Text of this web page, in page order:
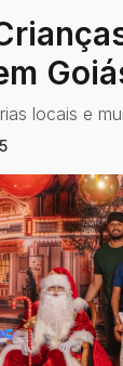
locais e